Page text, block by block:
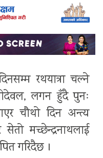
रथयात्रा चल्ने
लगन हुँदै पुनः
चौथो दिन अन्त्य
मच्छेन्द्रनाथलाई
गरिदैछ ।